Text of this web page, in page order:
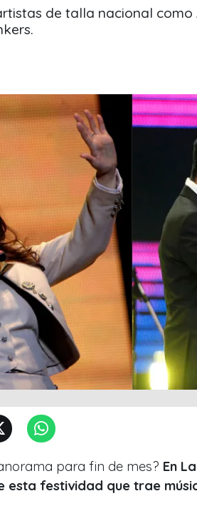
de talla nacional como
para fin de mes? En
esta festividad que trae